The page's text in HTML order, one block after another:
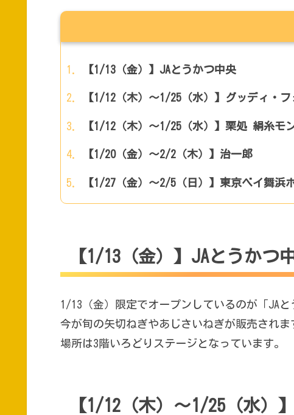
【1/13（金）】JAとうかつ中央
【1/12（木）～1/25（水）】グッディ・
【1/12（木）～1/25（水）】栗処 絹糸モ
【1/20（金）～2/2（木）】治一郎
【1/27（金）～2/5（日）】東京ベイ舞浜
【1/13（金）】JAとうかつ
1/13（金）限定でオープンしているのが「JAと
今が旬の矢切ねぎやあじさいねぎが販売されま
場所は3階いろどりステージとなっています。
【1/12（木）～1/25（水）